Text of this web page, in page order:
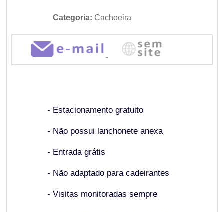
Categoria: Cachoeira
- Estacionamento gratuito
- Não possui lanchonete anexa
- Entrada grátis
- Não adaptado para cadeirantes
- Visitas monitoradas sempre